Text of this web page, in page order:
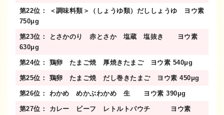
第22位： ＜調味料類＞（しょうゆ類）だししょうゆ ヨウ素
750μg
第23位： とさかのり 赤とさか 塩蔵 塩抜き ヨウ素
630μg
第24位： 鶏卵 たまご焼 厚焼きたまご ヨウ素 540μg
第25位： 鶏卵 たまご焼 だし巻きたまご ヨウ素 450μg
第26位： わかめ めかぶわかめ 生 ヨウ素 390μg
第27位： カレー ビーフ レトルトパウチ ヨウ素